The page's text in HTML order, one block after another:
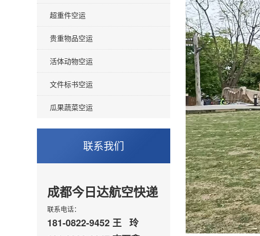
超重件空运
贵重物品空运
活体动物空运
文件标书空运
瓜果蔬菜空运
联系我们
成都今日达航空快递
联系电话：
181-0822-9452 王 玲